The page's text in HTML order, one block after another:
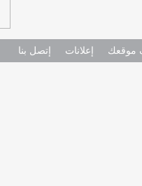
موقعك إعلانات إتصل بنا